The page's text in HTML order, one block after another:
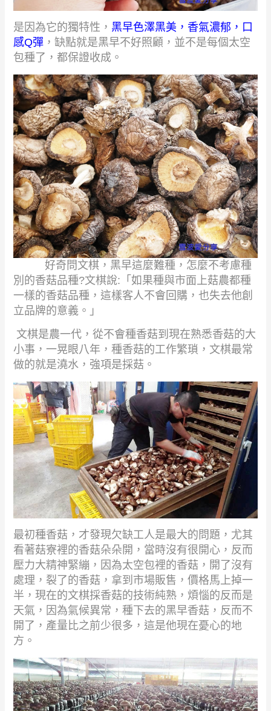
是因為它的獨特性， 黑早色澤黑美，香氣濃郁，口
感Q彈 ，缺點就是黑早不好照顧，並不是每個太空
包種了，都保證收成。
好奇問文棋，黑早這麼難種，怎麼不考慮種
別的香菇品種?文棋說: 「如果種與市面上菇農都種
一樣的香菇品種，這樣客人不會回購，也失去他創
立品牌的意義。」
文棋是農一代，從不會種香菇到現在熟悉香菇的大
小事，一晃眼八年，種香菇的工作繁瑣，文棋最常
做的就是澆水，強項是採菇。
最初種香菇，才發現欠缺工人是最大的問題，尤其
看著菇寮裡的香菇朵朵開，當時沒有很開心，反而
壓力大精神緊繃，因為太空包裡的香菇，開了沒有
處理，裂了的香菇，拿到市場販售，價格馬上掉一
半，現在的文棋採香菇的技術純熟，煩惱的反而是
天氣，因為氣候異常，種下去的黑早香菇，反而不
開了，產量比之前少很多，這是他現在憂心的地
方。